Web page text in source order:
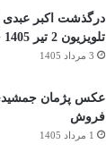
درگذشت اکبر عبدی
تلویزیون 2 تیر 1405 + علت فوت
3 مرداد 1405
عکس پژمان
فروش
1 مرداد 1405